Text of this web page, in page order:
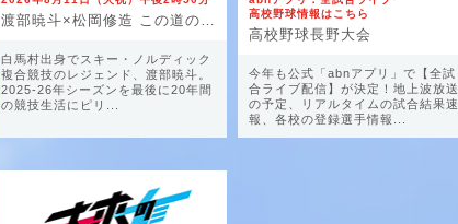
渡部暁斗×松岡修造 この道の その先へ
白馬村出身でスキー・ノルディック
複合競技のレジェンド、渡部暁斗。
2025-26年シーズンを最後に20年間
の競技生活にピリ...
高校野球情報はこちら
高校野球長野大会
今年も公式「abnアプリ」で【全試
合ライブ配信】が決定！地上波放送
の予定、リアルタイムの試合結果速
報、各校の登録選手情報...